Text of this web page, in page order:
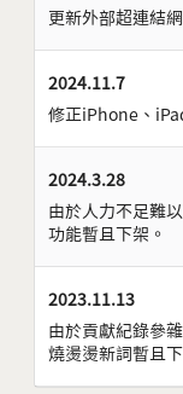
更新外部超連結
2024.11.7
修正iPhone、
2024.3.28
由於人力不足難
功能暫且下架。
2023.11.13
由於貢獻紀錄參
燒燙燙新詞暫且